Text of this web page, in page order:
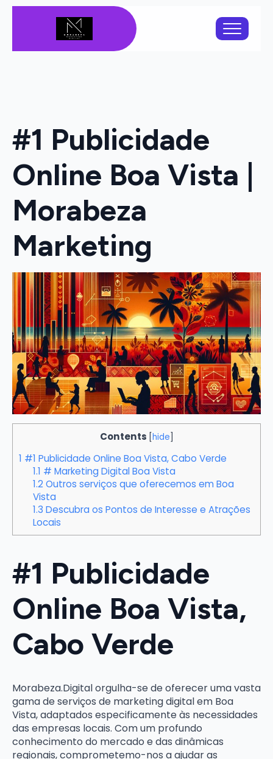
#1 Publicidade
Online Boa Vista |
Morabeza
Marketing
Contents hide
1 #1 Publicidade Online Boa Vista, Cabo Verde
1.1 # Marketing Digital Boa Vista
1.2 Outros serviços que oferecemos em Boa
Vista
1.3 Descubra os Pontos de Interesse e Atrações
Locais
#1 Publicidade
Online Boa Vista,
Cabo Verde
Morabeza.Digital orgulha-se de oferecer uma vasta
gama de serviços de marketing digital em Boa
Vista, adaptados especificamente às necessidades
das empresas locais. Com um profundo
conhecimento do mercado e das dinâmicas
regionais, comprometemo-nos a ajudar as